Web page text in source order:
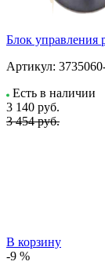
Блок управления
Артикул:
Есть в наличии
3 140 руб.
3 454 руб.
В корзину
-9 %